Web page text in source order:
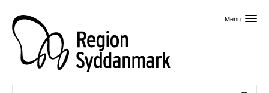
Menu